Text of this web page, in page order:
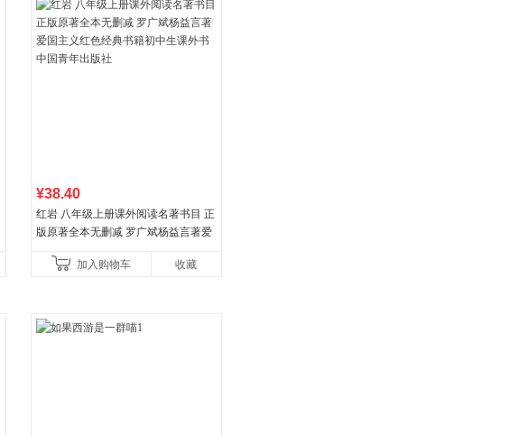
¥38.40
红岩 八年级上册课外阅读名著书目 正
版原著全本无删减 罗广斌杨益言著爱
国青年出版社加入购物车 收藏